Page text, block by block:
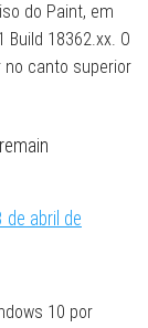
do Paint, em
18362.xx. O
no canto superior
de abril de
10 por